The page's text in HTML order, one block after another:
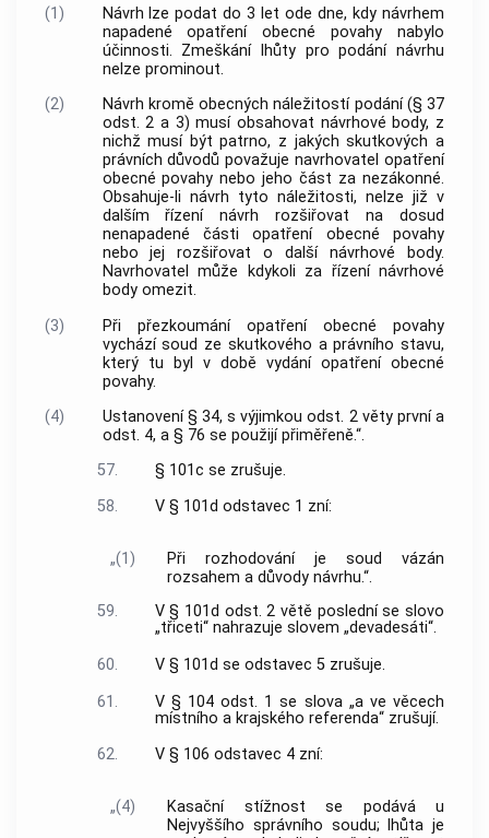
(1)
Návrh lze podat do 3 let ode dne, kdy návrhem
napadené opatření obecné povahy nabylo
účinnosti. Zmeškání lhůty pro podání návrhu
nelze prominout.
(2)
Návrh kromě obecných náležitostí podání (§ 37
odst. 2 a 3) musí obsahovat návrhové body, z
nichž musí být patrno, z jakých skutkových a
právních důvodů považuje navrhovatel opatření
obecné povahy nebo jeho část za nezákonné.
Obsahuje-li návrh tyto náležitosti, nelze již v
dalším řízení návrh rozšiřovat na dosud
nenapadené části opatření obecné povahy
nebo jej rozšiřovat o další návrhové body.
Navrhovatel může kdykoli za řízení návrhové
body omezit.
(3)
Při přezkoumání opatření obecné povahy
vychází soud ze skutkového a právního stavu,
který tu byl v době vydání opatření obecné
povahy.
(4)
Ustanovení § 34, s výjimkou odst. 2 věty první a
odst. 4, a § 76 se použijí přiměřeně.“.
57.
§ 101c se zrušuje.
58.
V § 101d odstavec 1 zní:
„(1)
Při rozhodování je soud vázán
rozsahem a důvody návrhu.“.
59.
V § 101d odst. 2 větě poslední se slovo
„třiceti“ nahrazuje slovem „devadesáti“.
60.
V § 101d se odstavec 5 zrušuje.
61.
V § 104 odst. 1 se slova „a ve věcech
místního a krajského referenda“ zrušují.
62.
V § 106 odstavec 4 zní:
„(4)
Kasační stížnost se podává u
Nejvyššího správního soudu; lhůta je